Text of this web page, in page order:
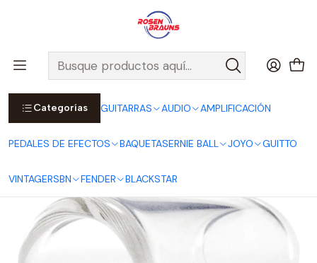
Categorías GUITARRAS AUDIO AMPLIFICACIÓN
PEDALES DE EFECTOS BAQUETASERNIE BALL JOYO GUITTO
VINTAGERSBN FENDER BLACKSTAR
Por compras sobre $25.000 en Santiago urbano, Colina o
Padre Hurtado, incluimos el despacho!
Ver Detalles
Inicio ERNIE BALL ACCESORIOS ERNIE BALL
Slides Ernie Ball
Slide de Vidrio para Guitarra - Medium P04228